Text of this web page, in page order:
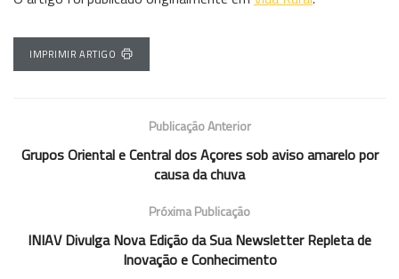
IMPRIMIR ARTIGO
Publicação Anterior
Grupos Oriental e Central dos Açores sob aviso amarelo por
causa da chuva
Próxima Publicação
INIAV Divulga Nova Edição da Sua Newsletter Repleta de
Inovação e Conhecimento